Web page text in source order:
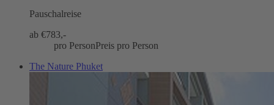
Pauschalreise
ab €783,-
pro PersonPreis pro Person
The Nature Phuket